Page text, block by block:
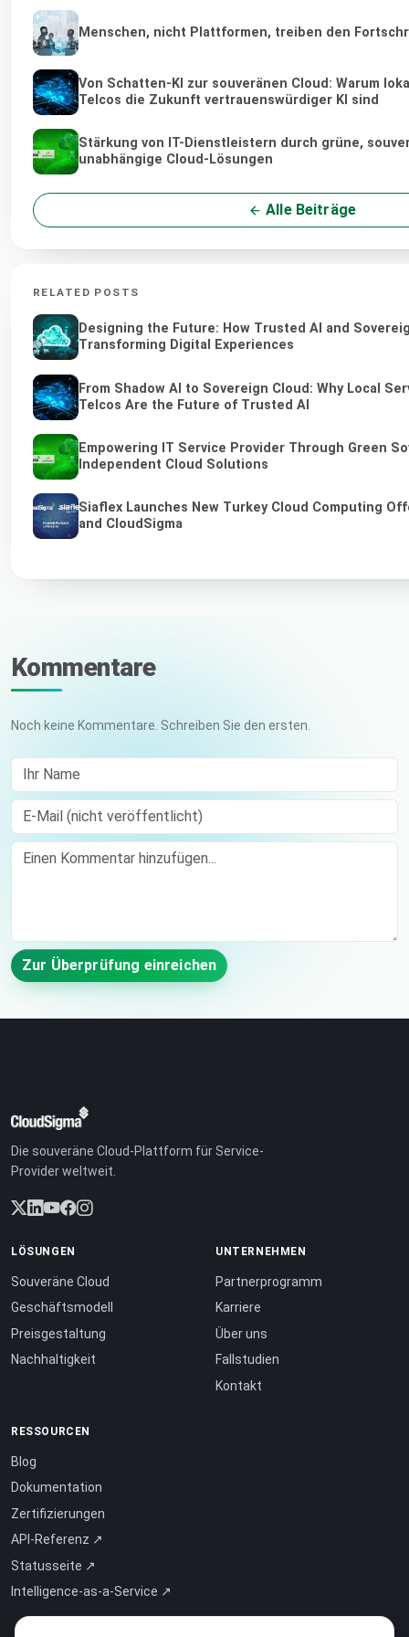
Menschen, nicht Plattformen, treiben den
Von Schatten-KI zur souveränen Cloud: Warum
Telcos die Zukunft vertrauenswürdiger KI sind
Stärkung von IT-Dienstleistern durch grüne,
unabhängige Cloud-Lösungen
Alle Beiträge
RELATED POSTS
Designing the Future: How Trusted AI and
Transforming Digital Experiences
From Shadow AI to Sovereign Cloud: Why Local
Telcos Are the Future of Trusted AI
Empowering IT Service Provider Through Green
Independent Cloud Solutions
Siaflex Launches New Turkey Cloud Computing
and CloudSigma
Kommentare
Noch keine Kommentare. Schreiben Sie den ersten.
Ihr Name
E-Mail (nicht veröffentlicht)
Comment
Zur Überprüfung einreichen
Die souveräne Cloud-Plattform für Service-
Provider weltweit.
LÖSUNGEN
Souveräne Cloud
Geschäftsmodell
Preisgestaltung
Nachhaltigkeit
UNTERNEHMEN
Partnerprogramm
Karriere
Über uns
Fallstudien
Kontakt
RESSOURCEN
Blog
Dokumentation
Zertifizierungen
API-Referenz ↗
Statusseite ↗
Intelligence-as-a-Service ↗